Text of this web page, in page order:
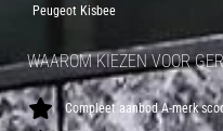
Peugeot Kisbee
WAAROM KIEZEN VOOR
Compleet aanbod A-merk